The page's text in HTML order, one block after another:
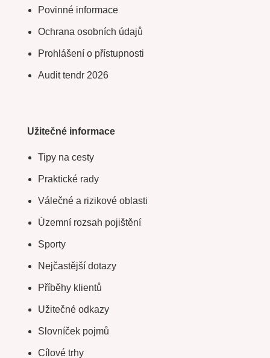
Povinné informace
Ochrana osobních údajů
Prohlášení o přístupnosti
Audit tendr 2026
Užitečné informace
Tipy na cesty
Praktické rady
Válečné a rizikové oblasti
Územní rozsah pojištění
Sporty
Nejčastější dotazy
Příběhy klientů
Užitečné odkazy
Slovníček pojmů
Cílové trhy